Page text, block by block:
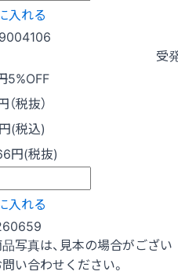
入れる
受
5%OFF
（税抜）
(税込)
円(税抜)
入れる
写真は、見本の場合がござい
い合わせください。